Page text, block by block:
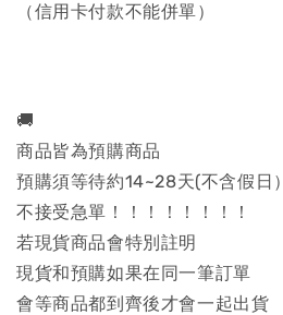
（信用卡付款不能併單）
🚚
商品皆為預購商品
預購須等待約14~28天(不含假日）
不接受急單！！！！！！！！
若現貨商品會特別註明
現貨和預購如果在同一筆訂單
會等商品都到齊後才會一起出貨